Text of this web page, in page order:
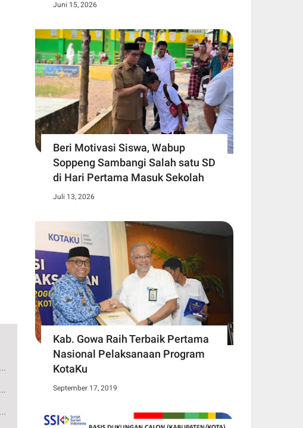
Juni 15, 2026
Beri Motivasi Siswa, Wabup
Soppeng Sambangi Salah satu SD
di Hari Pertama Masuk Sekolah
Juli 13, 2026
Kab. Gowa Raih Terbaik Pertama
Nasional Pelaksanaan Program
KotaKu
September 17, 2019